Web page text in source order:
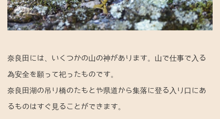
奈良田には、いくつかの山の神があります。山で仕事で入る
為安全を願って祀ったものです。
奈良田湖の吊り橋のたもとや県道から集落に登る入り口にあ
るものはすぐ見ることができます。